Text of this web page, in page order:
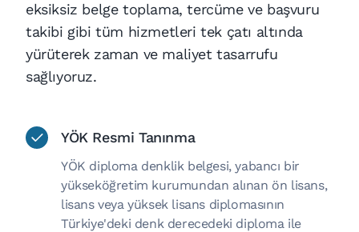
eksiksiz belge toplama, tercüme ve başvuru
takibi gibi tüm hizmetleri tek çatı altında
yürüterek zaman ve maliyet tasarrufu
sağlıyoruz.
YÖK Resmi Tanınma
YÖK diploma denklik belgesi, yabancı bir
yükseköğretim kurumundan alınan ön lisans,
lisans veya yüksek lisans diplomasının
Türkiye'deki denk derecedeki diploma ile